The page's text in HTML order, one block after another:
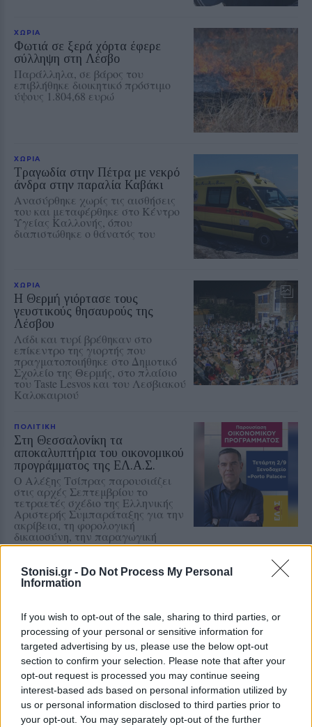
Stonisi.gr - Do Not Process My Personal
Information
If you wish to opt-out of the sale, sharing to third parties, or
processing of your personal or sensitive information for
targeted advertising by us, please use the below opt-out
section to confirm your selection. Please note that after your
opt-out request is processed you may continue seeing
interest-based ads based on personal information utilized by
us or personal information disclosed to third parties prior to
your opt-out. You may separately opt-out of the further
ΧΩΡΙΑ
Φωτιά σε ξερά χόρτα έφερε
σύλληψη στη Λέσβο
Παράλληλα, σε βάρος του
επιβλήθηκε διοικητικό πρόστιμο
ύψους 1.804,68 ευρώ
ΧΩΡΙΑ
Τραγωδία στην Πέτρα με νεκρό
άνδρα στην παραλία Καβάκι
Ανασύρθηκε χωρίς τις αισθήσεις
του και μεταφέρθηκε στο Κέντρο
Υγείας Καλλονής, όπου
διαπιστώθηκε ο θάνατός του
ΧΩΡΙΑ
Η Θερμή γιόρτασε τους
γευστικούς θησαυρούς της
Λέσβου
Λάδι και τυρί βρέθηκαν στο
επίκεντρο της γιορτής που
πραγματοποιήθηκε στο Δημοτικό
Σχολείο της Θερμής, στο πλαίσιο
του Taste Lesvos και του Λεσβιακού
Καλοκαιριού
ΠΟΛΙΤΙΚΗ
Στη Θεσσαλονίκη τα
αποκαλυπτήρια του οικονομικού
προγράμματος της ΕΛ.Α.Σ.
Ο Αλέξης Τσίπρας παρουσιάζει
στις αρχές Σεπτεμβρίου το
τετραετές σχέδιο της Ελληνικής
Αριστερής Συμπαράταξης για την
ακρίβεια, τη φορολογική
δικαιοσύνη, την παραγωγική
ανασυγκρότηση και την ενίσχυση
πόρτες της Παναγίας στην
Αγιάσο
Από το πρωί της Τετάρτης έως τα
μεσάνυχτα του
Δεκαπενταύγουστου οι πόρτες του
Προσκυνήματος θα παραμένουν
ανοικτές για τους πιστούς και
ιδιαίτερα για τους οδοιπόρους